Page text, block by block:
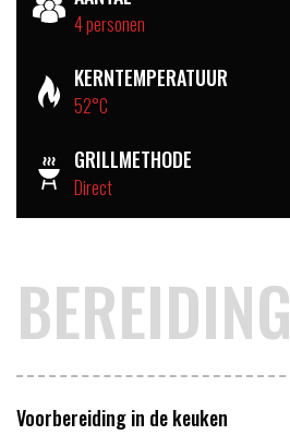
4 personen
KERNTEMPERATUUR
52°C
GRILLMETHODE
Direct
BEREIDING
Voorbereiding in de keuken